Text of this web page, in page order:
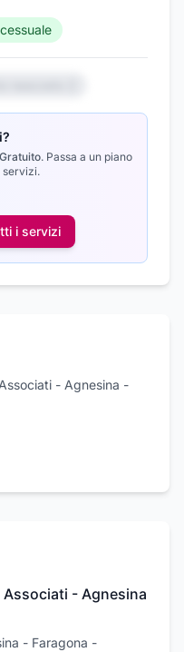
. Passa a un piano
servizi.
i servizi
- Agnesina -
Associati - Agnesina
- Faragona -